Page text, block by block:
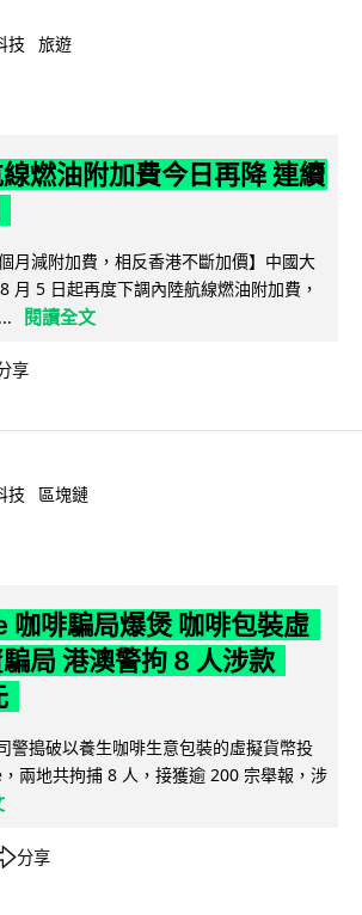
技 旅遊
燃油附加費今日再降 連續
月減附加費，相反香港不斷加價】中國大
月 5 日起再度下調內陸航線燃油附加費，
閱讀全文
享
技 區塊鏈
咖啡騙局爆煲 咖啡包裝虛
局 港澳警拘 8 人涉款
警搗破以養生咖啡生意包裝的虛擬貨幣投
兩地共拘捕 8 人，接獲逾 200 宗舉報，涉
分享